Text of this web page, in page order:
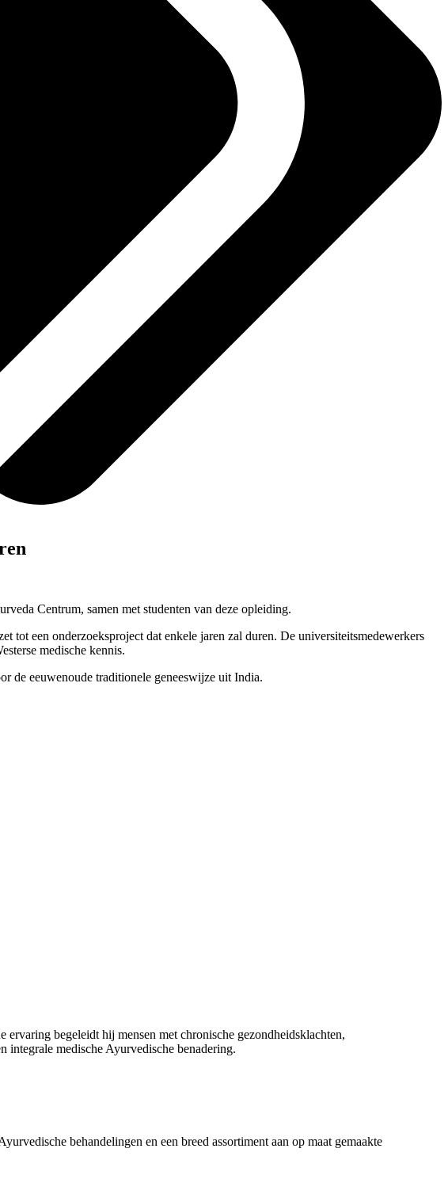
Centrum, samen met studenten van deze opleiding.
tot een onderzoeksproject dat enkele jaren zal duren. De universiteitsmedewerkers
medische kennis.
de eeuwenoude traditionele geneeswijze uit India.
begeleidt hij mensen met chronische gezondheidsklachten,
integrale medische Ayurvedische benadering.
behandelingen en een breed assortiment aan op maat gemaakte